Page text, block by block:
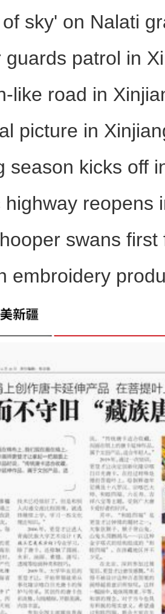
炎夏日送清凉 浓浓
致富路上火龙果 越
sky' on Nalati
guards patrol in
like road in
picture in
season kicks off
highway reopens
swans
embroidery